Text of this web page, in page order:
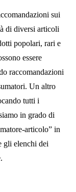
sui
di diversi articoli
popolari, rari e
essere
raccomandazioni
Un altro
tutti i
in grado di
articolo” in
gli elenchi dei